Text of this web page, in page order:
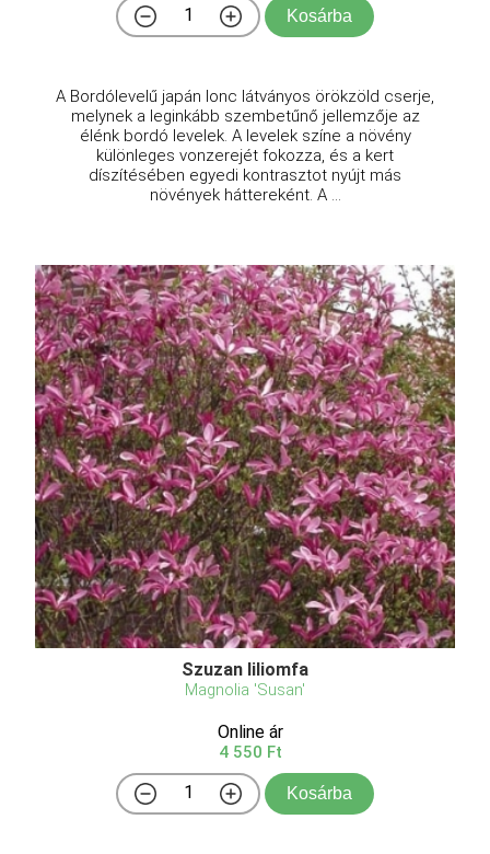
Kosárba
A Bordólevelű japán lonc látványos örökzöld cserje,
melynek a leginkább szembetűnő jellemzője az
élénk bordó levelek. A levelek színe a növény
különleges vonzerejét fokozza, és a kert
díszítésében egyedi kontrasztot nyújt más
növények háttereként. A ...
Szuzan liliomfa
Magnolia 'Susan'
Online ár
4 550 Ft
Kosárba